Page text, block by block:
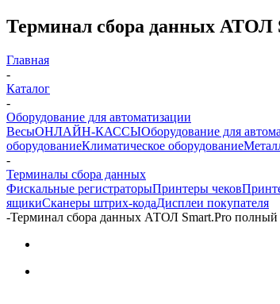
Терминал сбора данных АТОЛ
Главная
-
Каталог
-
Оборудование для автоматизации
ВесыОНЛАЙН-КАССЫОборудование для
оборудованиеКлиматическое оборудование
-
Терминалы сбора данных
Фискальные регистраторыПринтеры чеков
ящикиСканеры штрих-кодаДисплеи покупателя
-Терминал сбора данных АТОЛ Smart.Pro